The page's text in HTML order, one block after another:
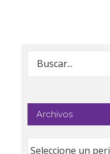
Buscar:
Archivos